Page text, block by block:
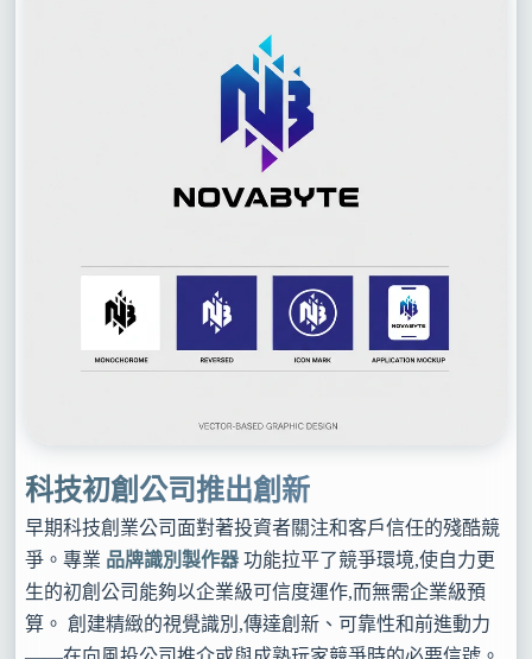
科技初創公司推出創新
早期科技創業公司面對著投資者關注和客戶信任的殘酷競
爭。專業 品牌識別製作器 功能拉平了競爭環境,使自力更
生的初創公司能夠以企業級可信度運作,而無需企業級預
算。 創建精緻的視覺識別,傳達創新、可靠性和前進動力